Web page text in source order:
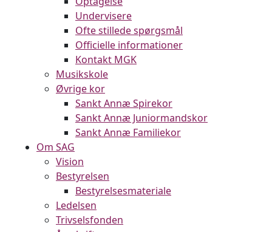
Undervisere
Ofte stillede spørgsmål
Officielle informationer
Kontakt MGK
Musikskole
Øvrige kor
Sankt Annæ Spirekor
Sankt Annæ Juniormandskor
Sankt Annæ Familiekor
Om SAG
Vision
Bestyrelsen
Bestyrelsesmateriale
Ledelsen
Trivselsfonden